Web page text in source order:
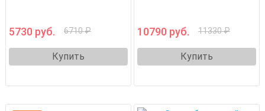
5730 руб. 6710 ₽
Купить
10790 руб. 11330 ₽
Купить